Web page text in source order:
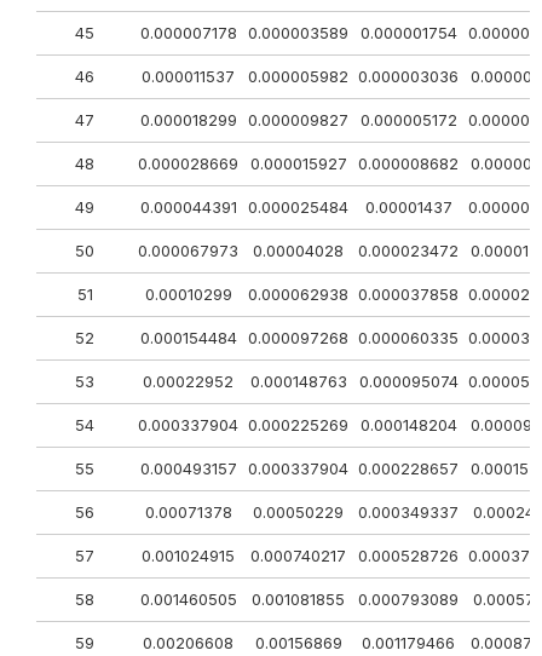
45 0.000007178 0.000003589 0.000001754
46 0.000011537 0.000005982 0.000003036
47 0.000018299 0.000009827 0.000005172
48 0.000028669 0.000015927 0.000008682
49 0.000044391 0.000025484 0.00001437
50 0.000067973 0.00004028 0.000023472
51 0.00010299 0.000062938 0.000037858
52 0.000154484 0.000097268 0.000060335
53 0.00022952 0.000148763 0.000095074
54 0.000337904 0.000225269 0.000148204
55 0.000493157 0.000337904 0.000228657
56 0.00071378 0.00050229 0.000349337
57 0.001024915 0.000740217 0.000528726
58 0.001460505 0.001081855 0.000793089
59 0.00206608 0.00156869 0.001179466